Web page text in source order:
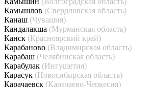
Камышлов (Свердловская область)
Канаш (Чувашия)
Кандалакша (Мурманская область)
Канск (Красноярский край)
Карабаново (Владимирская область)
Карабаш (Челябинская область)
Карабулак (Ингушетия)
Карасук (Новосибирская область)
Карачаевск (Карачаево-Черкесия)